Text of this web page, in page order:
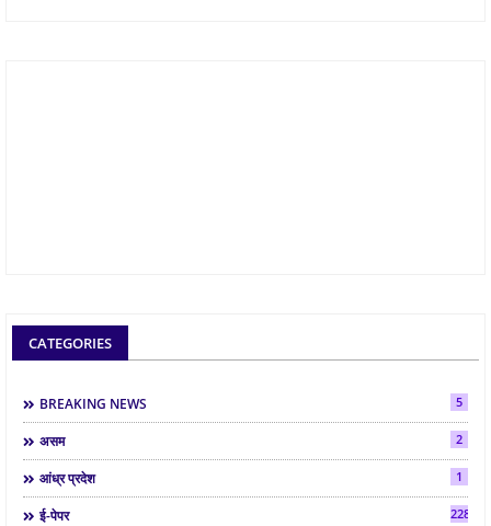
CATEGORIES
BREAKING NEWS 5
असम 2
आंध्र प्रदेश 1
ई-पेपर 2286